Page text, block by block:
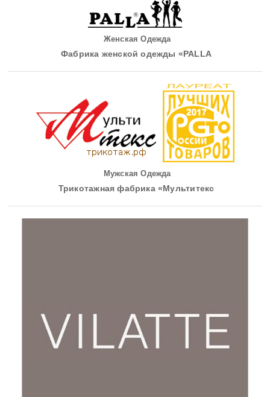
Женская Одежда
Фабрика женской одежды «PALLA
Мужская Одежда
Трикотажная фабрика «Мультитекс